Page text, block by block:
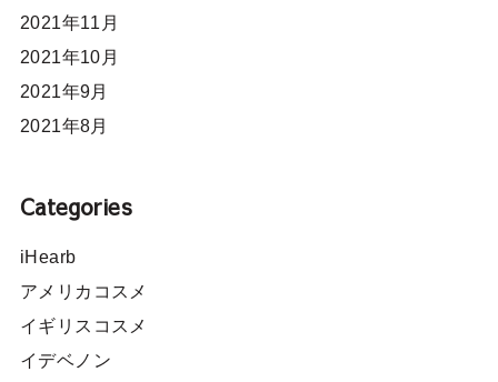
2021年11月
2021年10月
2021年9月
2021年8月
Categories
iHearb
アメリカコスメ
イギリスコスメ
イデベノン